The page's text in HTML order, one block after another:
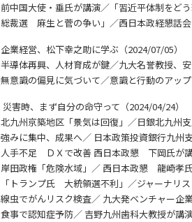
中国大使・垂氏が講演／「習近平体制をど
裁選 麻生と菅の争い」／西日本政経懇話
業経営、松下幸之助に学ぶ（2024/07/05）
導体再興、人材育成が鍵／九大名誉教授、
意識の偏見に気づいて／意識と行動のアッ
害時、まず自分の命守って（2024/04/24）
九州京築地区「景気は回復」／日銀北九州
みに集中、成果へ／ 日本政策投資銀行九州
手不足 ＤＸで改善 西日本政懇 下岡氏が
田政権「危険水域」／ 西日本政懇 龍崎孝
トランプ氏 大統領選不利」／ジャーナリ
虫でがんリスク検査／ 九大発ベンチャー企
事で認知症予防／ 吉野九州歯科大教授が講